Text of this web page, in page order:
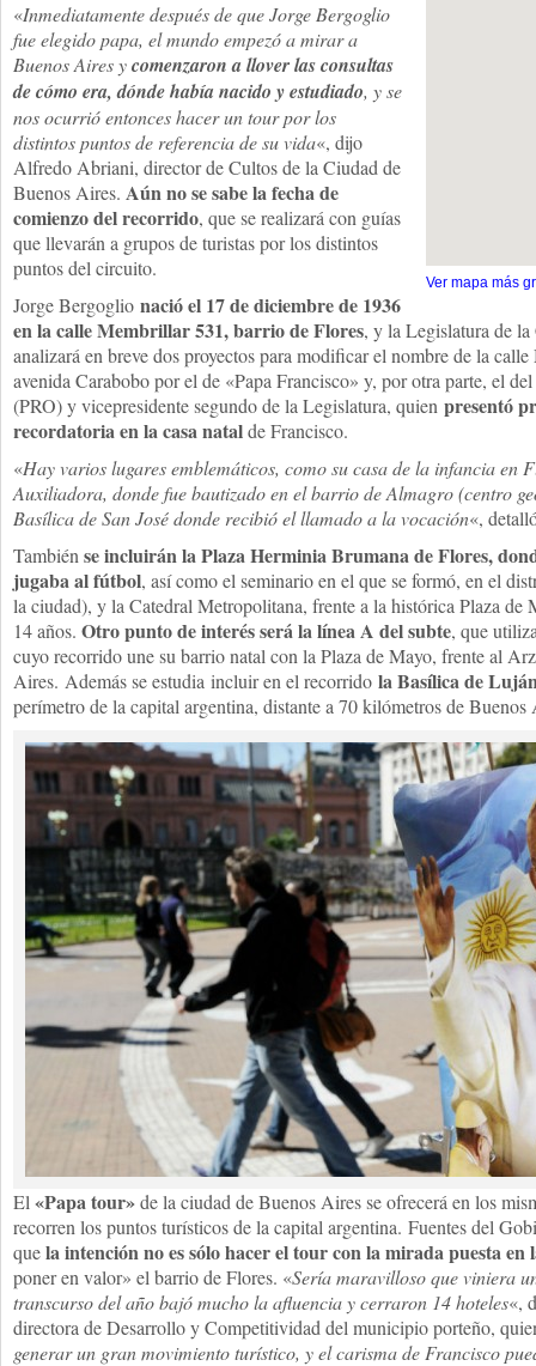
Ver mapa más
«Inmediatamente después de que Jorge Bergoglio
fue elegido papa, el mundo empezó a mirar a
Buenos Aires ycomenzaron a llover las consultas
de cómo era, dónde había nacido y estudiado, y se
nos ocurrió entonces hacer un tour por los
distintos puntos de referencia de su vida«, dijo
Alfredo Abriani, director de Cultos de la Ciudad de
Buenos Aires. Aún no se sabe la fecha de
comienzo del recorrido, que se realizará con guías
que llevarán a grupos de turistas por los distintos
puntos del circuito.
Jorge Bergoglio nació el 17 de diciembre de 1936
en la calle Membrillar 531, barrio de Flores, y la Legislatura de
analizará en breve dos proyectos para modificar el nombre de la
avenida Carabobo por el de «Papa Francisco» y, por otra parte, el
(PRO) y vicepresidente segundo de la Legislatura, quien presentó
recordatoria en la casa natalde Francisco.
«Hay varios lugares emblemáticos, como su casa de la infancia en
Auxiliadora, donde fue bautizado en el barrio de Almagro (centro
Basílica de San José donde recibió el llamado a la vocación«,
También se incluirán la Plaza Herminia Brumana de Flores,
jugaba al fútbol, así como el seminario en el que se formó, en el
la ciudad), y la Catedral Metropolitana, frente a la histórica Plaza de
14 años. Otro punto de interés será la línea A del subte, que
cuyo recorrido une su barrio natal con la Plaza de Mayo, frente al
Aires. Además se estudia incluir en el recorrido la Basílica de
perímetro de la capital argentina, distante a 70 kilómetros de Buenos
El «Papa tour»de la ciudad de Buenos Aires se ofrecerá en los
recorren los puntos turísticos de la capital argentina. Fuentes del
quela intención no es sólo hacer el tour con la mirada puesta
poner en valor» el barrio de Flores. «Sería maravilloso que viniera
transcurso del año bajó mucho la afluencia y cerraron 14 hoteles«,
directora de Desarrollo y Competitividad del municipio porteño,
generar un gran movimiento turístico, y el carisma de Francisco